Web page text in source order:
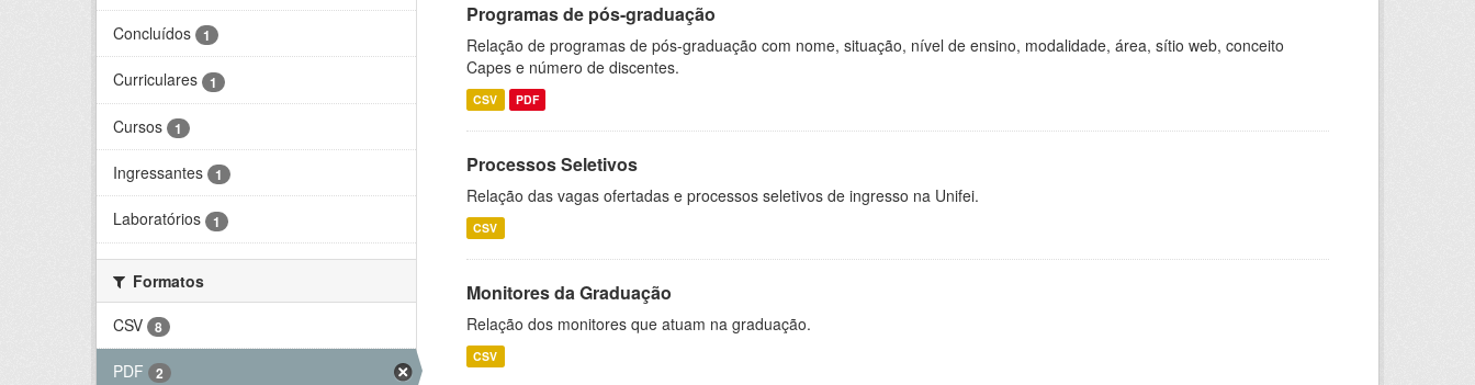
Concluídos 1
Curriculares 1
Cursos 1
Ingressantes 1
Laboratórios 1
Formatos
CSV
8
PDF 2
Programas de pós-graduação
Relação de programas de pós-graduação com nome, situação, nível de ensino, modalidade, área, sítio web, conceito
Capes e número de discentes.
CSV PDF
Processos Seletivos
Relação das vagas ofertadas e processos seletivos de ingresso na Unifei.
CSV
Monitores da Graduação
Relação dos monitores que atuam na graduação.
CSV